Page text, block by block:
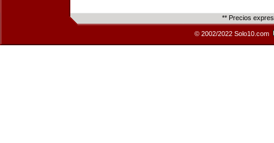
** Precios
© 2002/2022 Solo10.com